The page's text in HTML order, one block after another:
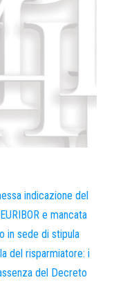
indicazione del
e mancata
in sede di stipula
del risparmiatore: i
del Decreto